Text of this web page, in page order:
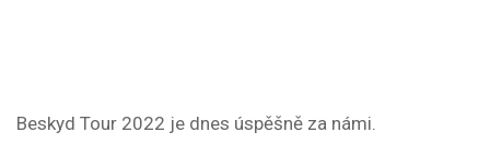
Beskyd Tour 2022 je dnes úspěšně za námi.